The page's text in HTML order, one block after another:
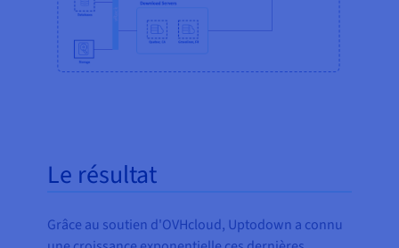
Le résultat
Grâce au soutien d'OVHcloud, Uptodown a connu